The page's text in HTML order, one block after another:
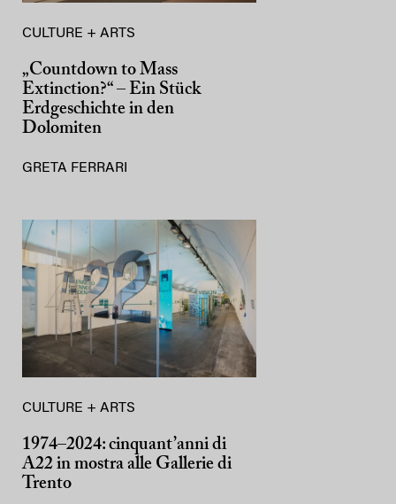
CULTURE + ARTS
„Countdown to Mass
Extinction?“ – Ein Stück
Erdgeschichte in den
Dolomiten
GRETA FERRARI
CULTURE + ARTS
1974–2024: cinquant’anni di
A22 in mostra alle Gallerie di
Trento